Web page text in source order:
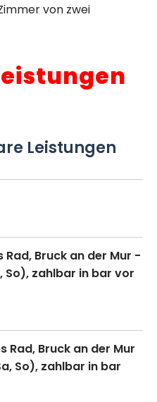
von zwei
Leistungen
Bruck an der Mur -
So), zahlbar in bar vor
Rad, Bruck an der Mur
So), zahlbar in bar